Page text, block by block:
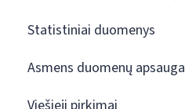
Statistiniai duomenys
Asmens duomenų apsauga